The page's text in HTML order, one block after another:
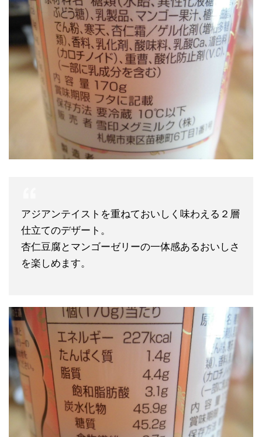
アジアンテイストを重ねておいしく味わえる２層
仕立てのデザート。
杏仁豆腐とマンゴーゼリーの一体感あるおいしさ
を楽しめます。